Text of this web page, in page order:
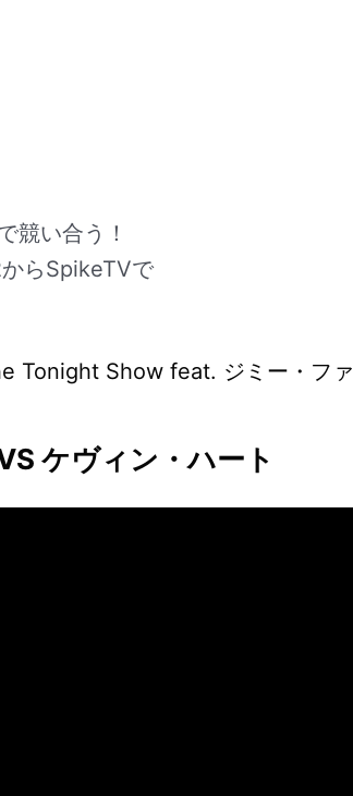
競い合う！
らSpikeTVで
Tonight Show feat. ジミー・ファ
ケヴィン・ハート